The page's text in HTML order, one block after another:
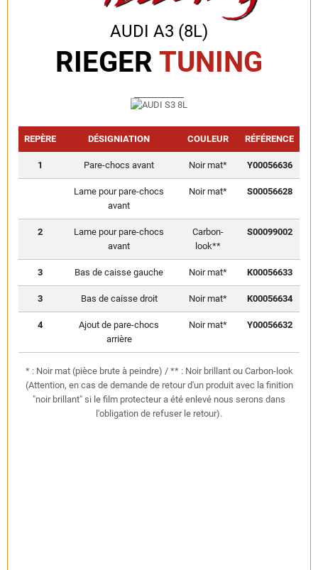
AUDI A3 (8L)
RIEGER TUNING
REPÈRE DÉSIGNIATION COULEUR RÉFÉRENCE
1 Pare-chocs avant Noir mat* Y00056636
Lame pour pare-chocs
avant
Noir mat* S00056628
2
Lame pour pare-chocs
avant
Carbon-
look**
S00099002
3 Bas de caisse gauche Noir mat* K00056633
3 Bas de caisse droit Noir mat* K00056634
4
Ajout de pare-chocs
arrière
Noir mat* Y00056632
* : Noir mat (pièce brute à peindre) / ** : Noir brillant ou Carbon-look
(Attention, en cas de demande de retour d'un produit avec la finition
"noir brillant" si le film protecteur a été enlevé nous serons dans
l'obligation de refuser le retour).